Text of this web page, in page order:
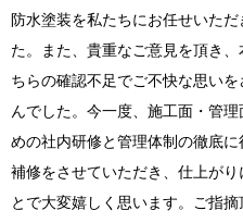
防水塗装を私たちにお任せいた
た。また、貴重なご意見を頂き
ちらの確認不足でご不快な思い
んでした。今一度、施工面・管
めの社内研修と管理体制の徹底
補修をさせていただき、仕上が
とで大変嬉しく思います。ご指